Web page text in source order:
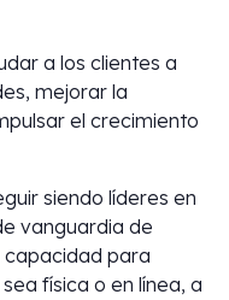
a los clientes a
mejorar la
el crecimiento
siendo líderes en
vanguardia de
capacidad para
física o en línea, a